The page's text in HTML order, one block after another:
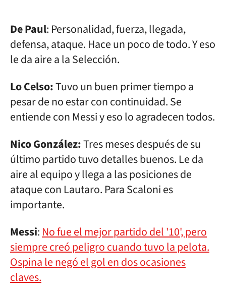
De Paul: Personalidad, fuerza, llegada,
defensa, ataque. Hace un poco de todo. Y eso
le da aire a la Selección.
Lo Celso:Tuvo un buen primer tiempo a
pesar de no estar con continuidad. Se
entiende con Messi y eso lo agradecen todos.
Nico González:Tres meses después de su
último partido tuvo detalles buenos. Le da
aire al equipo y llega a las posiciones de
ataque con Lautaro. Para Scaloni es
importante.
Messi: No fue el mejor partido del '10', pero
siempre creó peligro cuando tuvo la pelota.
Ospina le negó el gol en dos ocasiones
claves.